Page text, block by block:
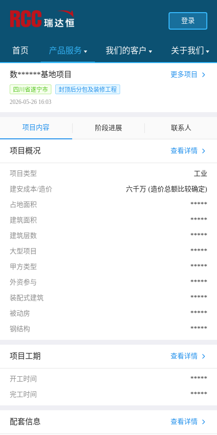
登录
首页 产品服务 我们的客户 关于我们
数******基地项目 更多项目
四川省遂宁市
封顶后分包及装修工程
2026-05-26 16:03
项目内容 阶段进展 联系人
项目概况 查看详情
项目类型 工业
建安成本/造价 六千万 (造价总额比较确定)
占地面积 *****
建筑面积 *****
建筑层数 *****
大型项目 *****
甲方类型 *****
外资参与 *****
装配式建筑 *****
被动房 *****
钢结构 *****
项目工期 查看详情
开工时间 *****
完工时间 *****
配套信息 查看详情